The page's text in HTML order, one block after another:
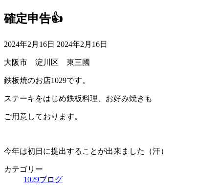
確定申告👍
2024年2月16日 最
更
日
時
2024年2月16日
大阪市 淀川区 東三國
鉄板焼のお店1029です。
ステーキをはじめ鉄板料理、お好み焼きも
ご用意しております。
今年は初日に提出することが出来ました（汗）
カテゴリー
1029ブログ